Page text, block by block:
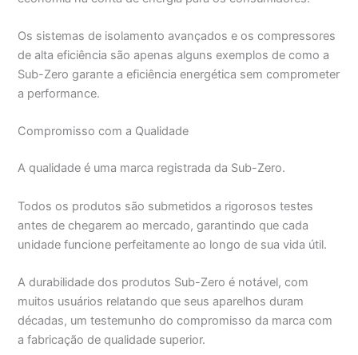
Os sistemas de isolamento avançados e os compressores
de alta eficiência são apenas alguns exemplos de como a
Sub-Zero garante a eficiência energética sem comprometer
a performance.
Compromisso com a Qualidade
A qualidade é uma marca registrada da Sub-Zero.
Todos os produtos são submetidos a rigorosos testes
antes de chegarem ao mercado, garantindo que cada
unidade funcione perfeitamente ao longo de sua vida útil.
A durabilidade dos produtos Sub-Zero é notável, com
muitos usuários relatando que seus aparelhos duram
décadas, um testemunho do compromisso da marca com
a fabricação de qualidade superior.